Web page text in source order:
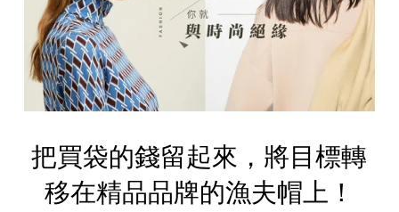
把買袋的錢留起來，將目標轉
移在精品品牌的漁夫帽上！